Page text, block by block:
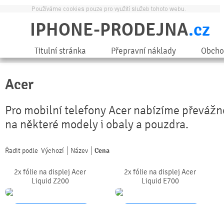
IPHONE-PRODEJNA.cz
Titulní stránka Přepravní náklady
Acer
Pro mobilní telefony Acer nabízíme
na některé modely i obaly a pouzdra.
Řadit podle Výchozí Název Cena
2x fólie na displej Acer
Liquid Z200
2x fólie na displej Acer
Liquid E700